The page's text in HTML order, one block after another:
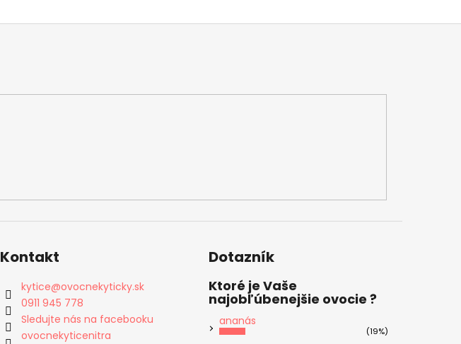
Kontakt
kytice@ovocnekyticky.sk
0911 945 778
Sledujte nás na facebooku
ovocnekyticenitra
Dotazník
Ktoré je Vaše
najobľúbenejšie ovocie ?
ananás
(19%)